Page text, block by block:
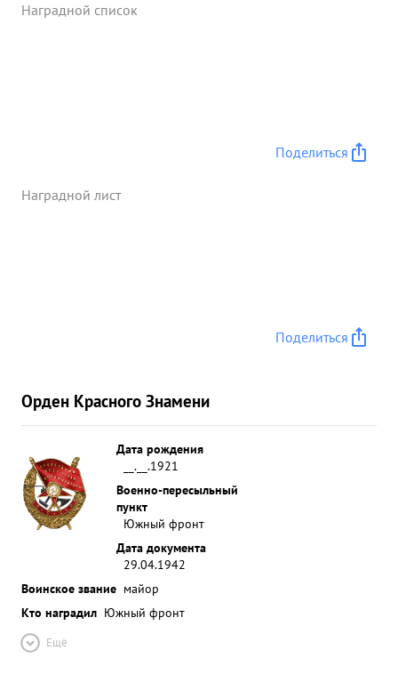
Наградной список
Поделиться
Наградной лист
Поделиться
Орден Красного Знамени
Дата рождения
__.__.1921
Военно-пересыльный
пункт
Южный фронт
Дата документа
29.04.1942
Воинское звание майор
Кто наградил Южный фронт
Ещё